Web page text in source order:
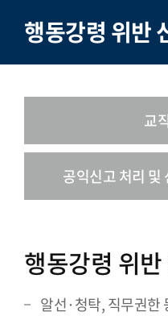
행동강령 위반
교
공익신고 처리 및
행동강령 위반
알선·청탁, 직무권한